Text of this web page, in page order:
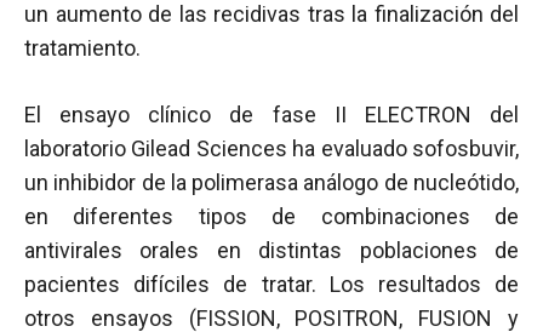
un aumento de las recidivas tras la finalización del
tratamiento.
El ensayo clínico de fase II ELECTRON del
laboratorio Gilead Sciences ha evaluado sofosbuvir,
un inhibidor de la polimerasa análogo de nucleótido,
en diferentes tipos de combinaciones de
antivirales orales en distintas poblaciones de
pacientes difíciles de tratar. Los resultados de
otros ensayos (FISSION, POSITRON, FUSION y